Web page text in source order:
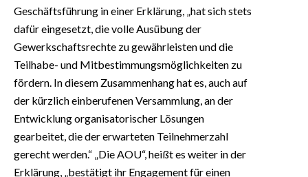
Geschäftsführung in einer Erklärung, „hat sich stets
dafür eingesetzt, die volle Ausübung der
Gewerkschaftsrechte zu gewährleisten und die
Teilhabe- und Mitbestimmungsmöglichkeiten zu
fördern. In diesem Zusammenhang hat es, auch auf
der kürzlich einberufenen Versammlung, an der
Entwicklung organisatorischer Lösungen
gearbeitet, die der erwarteten Teilnehmerzahl
gerecht werden.“ „Die AOU“, heißt es weiter in der
Erklärung, „bestätigt ihr Engagement für einen